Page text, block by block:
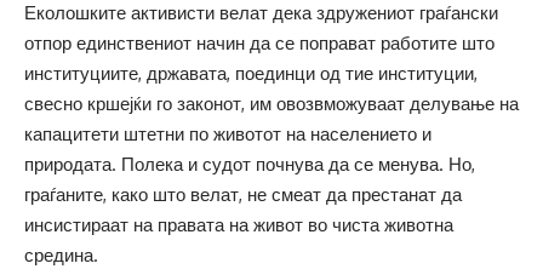
Еколошките активисти велат дека здружениот граѓански
отпор единствениот начин да се поправат работите што
институциите, државата, поединци од тие институции,
свесно кршејќи го законот, им овозвможуваат делување на
капацитети штетни по животот на населението и
природата. Полека и судот почнува да се менува. Но,
граѓаните, како што велат, не смеат да престанат да
инсистираат на правата на живот во чиста животна
средина.